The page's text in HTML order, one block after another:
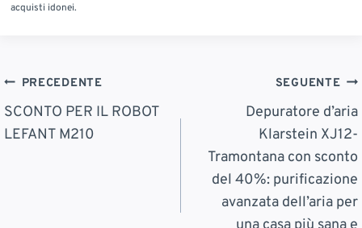
acquisti idonei.
Navigazione
Articoli
PRECEDENTE
SCONTO PER IL ROBOT
LEFANT M210
SEGUENTE
Depuratore d’aria
Klarstein XJ12-
Tramontana con sconto
del 40%: purificazione
avanzata dell’aria per